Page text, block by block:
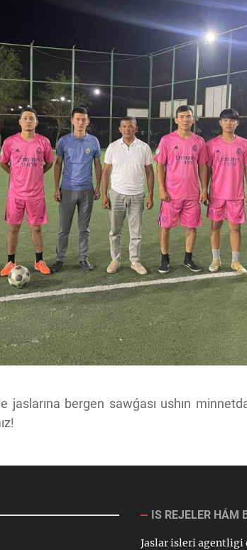
bergen sawǵası ushın
IS REJELER HÁM
Jaslar isleri agentligi